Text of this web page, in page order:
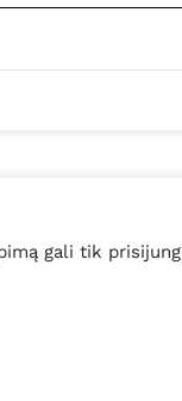
gali tik